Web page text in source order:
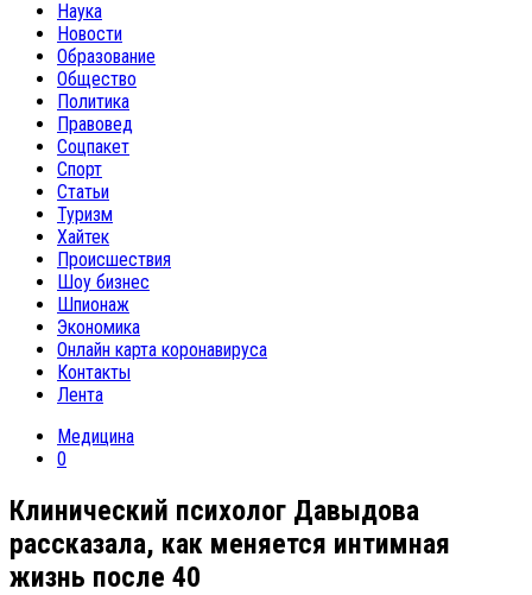
Наука
Новости
Образование
Общество
Политика
Правовед
Соцпакет
Спорт
Статьи
Туризм
Хайтек
Происшествия
Шоу бизнес
Шпионаж
Экономика
Онлайн карта коронавируса
Контакты
Лента
Медицина
0
Клинический психолог Давыдова
рассказала, как меняется интимная
жизнь после 40